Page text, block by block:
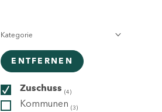
Kategorie
ENTFERNEN
Zuschuss (4)
Kommunen (3)